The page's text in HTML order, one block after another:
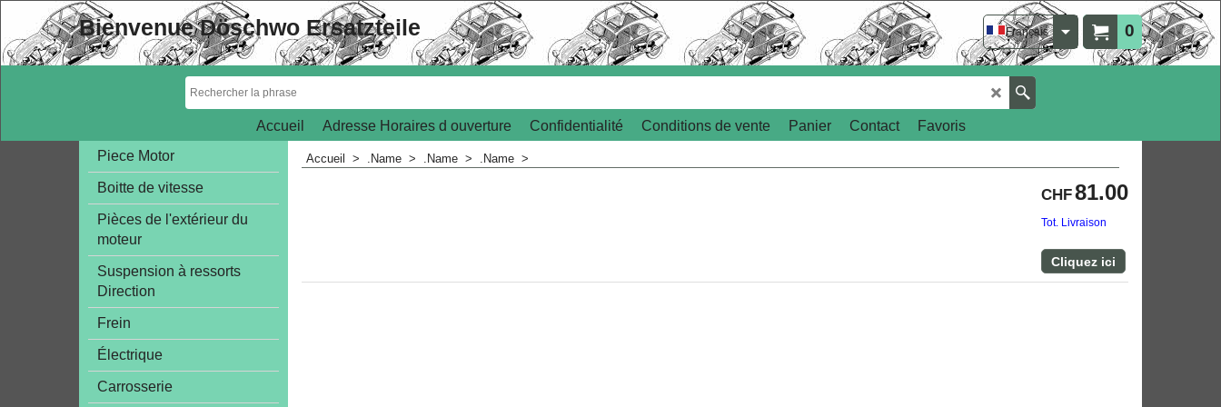
0
Français
Bienvenue Döschwo Ersatzteile
Accueil Adresse Horaires d ouverture Confidentialité Conditions de vente Panier Contact
Favoris
Piece Motor
Boitte de vitesse
Pièces de l'extérieur du
moteur
Suspension à ressorts
Direction
Frein
Électrique
Carrosserie
Accueil > .Name > .Name > .Name >
CHF81.00
Tot. Livraison
Cliquez ici